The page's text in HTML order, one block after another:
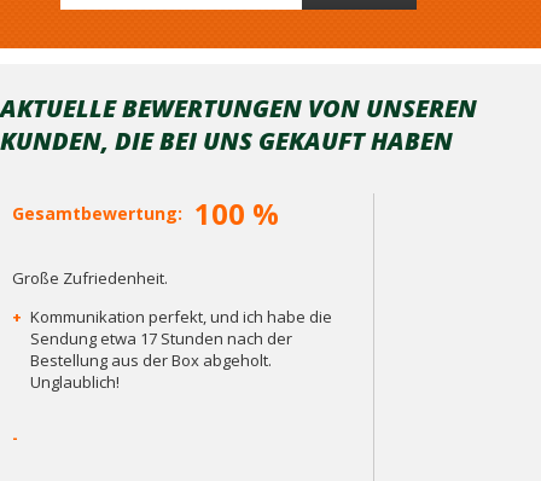
AKTUELLE BEWERTUNGEN VON UNSEREN
KUNDEN, DIE BEI ​​UNS GEKAUFT HABEN
Gesamtbewertung: 100 %
Große Zufriedenheit.
+ Kommunikation perfekt, und ich habe die
Sendung etwa 17 Stunden nach der
Bestellung aus der Box abgeholt.
Unglaublich!
-